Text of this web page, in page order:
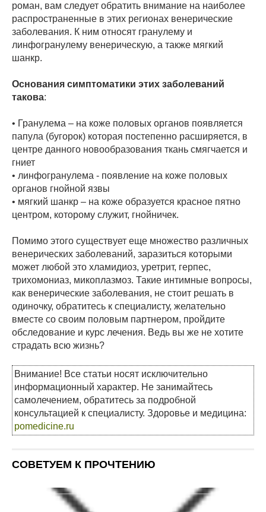
роман, вам следует обратить внимание на наиболее
распространенные в этих регионах венерические
заболевания. К ним относят гранулему и
линфогранулему венерическую, а также мягкий
шанкр.
Основания симптоматики этих заболеваний
такова:
• Гранулема – на коже половых органов появляется
папула (бугорок) которая постепенно расширяется, в
центре данного новообразования ткань смягчается и
гниет
• линфогранулема - появление на коже половых
органов гнойной язвы
• мягкий шанкр – на коже образуется красное пятно
центром, которому служит, гнойничек.
Помимо этого существует еще множество различных
венерических заболеваний, заразиться которыми
может любой это хламидиоз, уретрит, герпес,
трихомониаз, микоплазмоз. Такие интимные вопросы,
как венерические заболевания, не стоит решать в
одиночку, обратитесь к специалисту, желательно
вместе со своим половым партнером, пройдите
обследование и курс лечения. Ведь вы же не хотите
страдать всю жизнь?
Внимание! Все статьи носят исключительно
информационный характер. Не занимайтесь
самолечением, обратитесь за подробной
консультацией к специалисту. Здоровье и медицина:
pomedicine.ru
СОВЕТУЕМ К ПРОЧТЕНИЮ